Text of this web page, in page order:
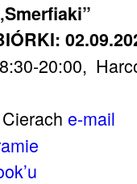
20:00,
e-mail